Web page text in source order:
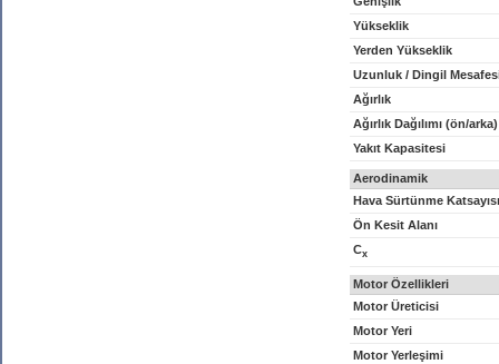
Yükseklik
Yerden Yükseklik
Uzunluk / Dingil
Ağırlık
Ağırlık Dağılımı (ön/arka)
Yakıt Kapasitesi
Aerodinamik
Hava Sürtünme Katsayısı
Ön Kesit Alanı
Cx
Motor Özellikleri
Motor Üreticisi
Motor Yeri
Motor Yerleşimi